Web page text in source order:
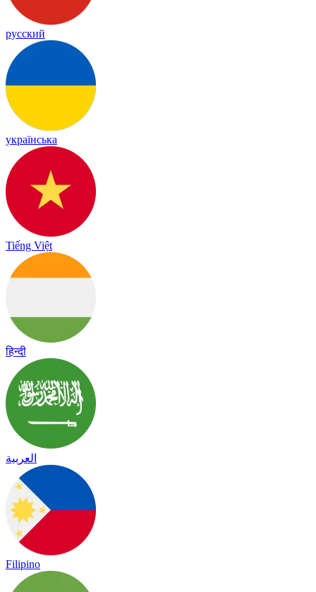
русский
українська
Tiếng Việt
हिन्दी
العربية
Filipino